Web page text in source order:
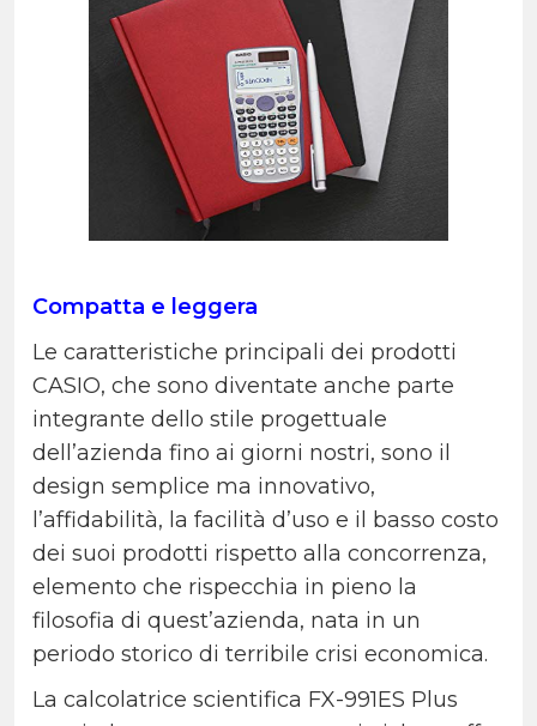
Compatta e leggera
Le caratteristiche principali dei prodotti
CASIO, che sono diventate anche parte
integrante dello stile progettuale
dell’azienda fino ai giorni nostri, sono il
design semplice ma innovativo,
l’affidabilità, la facilità d’uso e il basso costo
dei suoi prodotti rispetto alla concorrenza,
elemento che rispecchia in pieno la
filosofia di quest’azienda, nata in un
periodo storico di terribile crisi economica.
La calcolatrice scientifica FX-991ES Plus